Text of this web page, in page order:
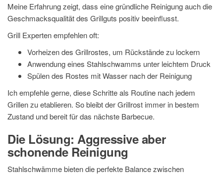
Meine Erfahrung zeigt, dass eine gründliche Reinigung auch die
Geschmacksqualität des Grillguts positiv beeinflusst.
Grill Experten empfehlen oft:
Vorheizen des Grillrostes, um Rückstände zu lockern
Anwendung eines Stahlschwamms unter leichtem Druck
Spülen des Rostes mit Wasser nach der Reinigung
Ich empfehle gerne, diese Schritte als Routine nach jedem
Grillen zu etablieren. So bleibt der Grillrost immer in bestem
Zustand und bereit für das nächste Barbecue.
Die Lösung: Aggressive aber
schonende Reinigung
Stahlschwämme bieten die perfekte Balance zwischen